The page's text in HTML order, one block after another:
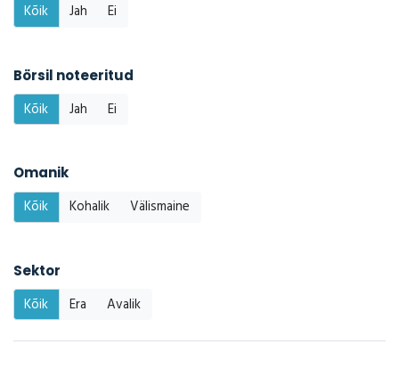
Kõik Jah Ei
Börsil noteeritud
Kõik Jah Ei
Omanik
Kõik Kohalik Välismaine
Sektor
Kõik Era Avalik